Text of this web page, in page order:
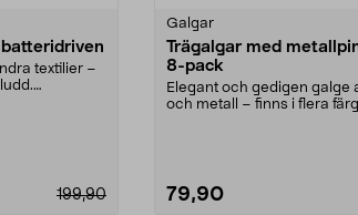
textilier –
199,90
Galgar
Trägalgar med
8-pack
Elegant och gedigen galge
och metall – finns i flera
79,90